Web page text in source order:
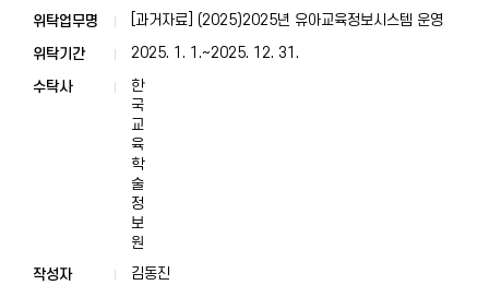
[과거자료] (2025)2025년 유아교육정보시스템 운영
2025. 1. 1.~2025. 12. 31.
한
국
교
육
학
술
정
보
원
김동진